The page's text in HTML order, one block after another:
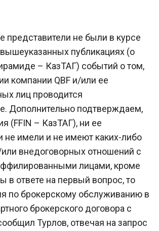
представители не были в курсе
публикациях (о
– КазТАГ) событий о том,
компании QBF и/или ее
лиц проводится
Дополнительно подтверждаем,
(FFIN – КазТАГ), ни ее
не имели и не имеют каких-либо
внедоговорных отношений с
лицами, кроме
в ответе на первый вопрос, то
по брокерскому обслуживанию в
брокерского договора с
Турлов, отвечая на запрос